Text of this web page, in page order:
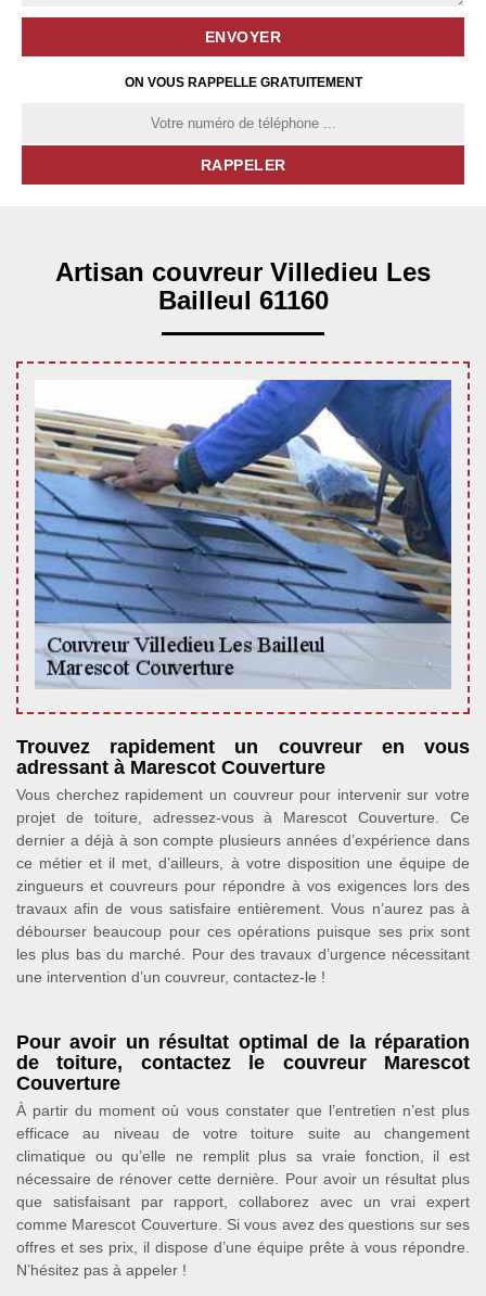
ON VOUS RAPPELLE GRATUITEMENT
Artisan couvreur Villedieu Les
Bailleul 61160
Trouvez rapidement un couvreur en vous
adressant à Marescot Couverture
Vous cherchez rapidement un couvreur pour intervenir sur votre
projet de toiture, adressez-vous à Marescot Couverture. Ce
dernier a déjà à son compte plusieurs années d’expérience dans
ce métier et il met, d’ailleurs, à votre disposition une équipe de
zingueurs et couvreurs pour répondre à vos exigences lors des
travaux afin de vous satisfaire entièrement. Vous n’aurez pas à
débourser beaucoup pour ces opérations puisque ses prix sont
les plus bas du marché. Pour des travaux d’urgence nécessitant
une intervention d’un couvreur, contactez-le !
Pour avoir un résultat optimal de la réparation
de toiture, contactez le couvreur Marescot
Couverture
À partir du moment où vous constater que l’entretien n’est plus
efficace au niveau de votre toiture suite au changement
climatique ou qu’elle ne remplit plus sa vraie fonction, il est
nécessaire de rénover cette dernière. Pour avoir un résultat plus
que satisfaisant par rapport, collaborez avec un vrai expert
comme Marescot Couverture. Si vous avez des questions sur ses
offres et ses prix, il dispose d’une équipe prête à vous répondre.
N’hésitez pas à appeler !